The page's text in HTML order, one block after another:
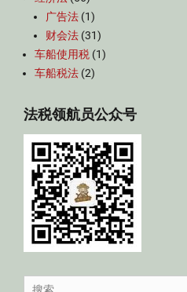
广告法 (1)
财会法 (31)
车船使用税 (1)
车船税法 (2)
法税领航员公众号
Search